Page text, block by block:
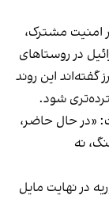
امنیت مشترک،
در روستاهای
این روند
شود.
«در حال حاضر،
نه
در نهایت مایل